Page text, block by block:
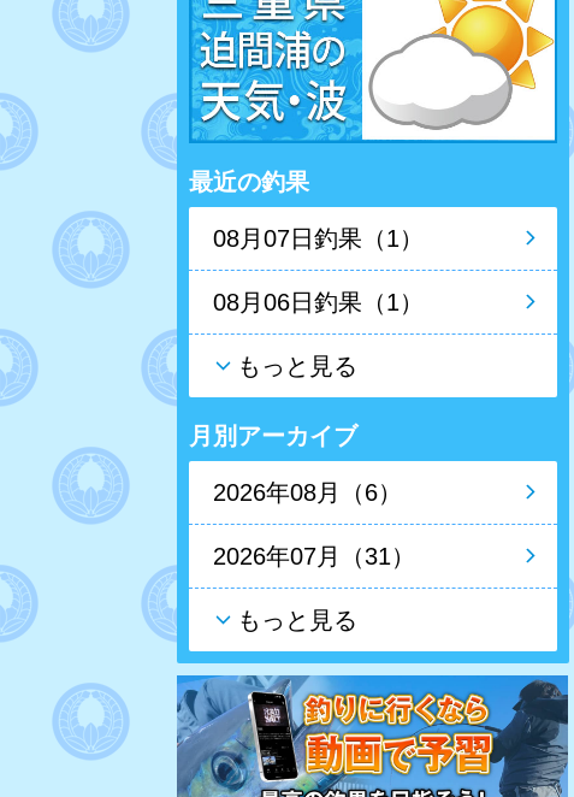
最近の釣果
08月07日釣果（1）
08月06日釣果（1）
もっと見る
月別アーカイブ
2026年08月（6）
2026年07月（31）
もっと見る